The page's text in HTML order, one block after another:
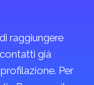
raggiungere
già
Per